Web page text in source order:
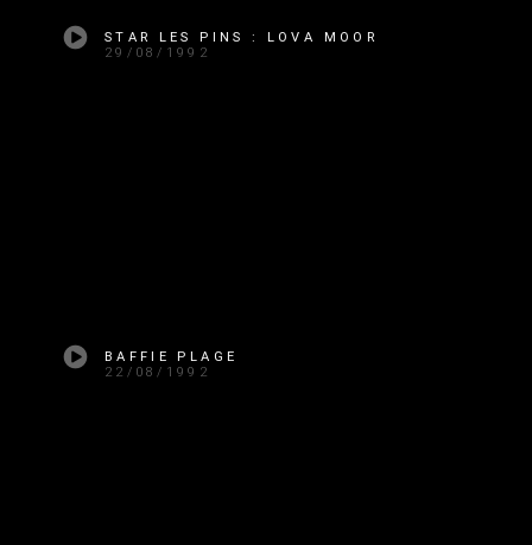
STAR LES PINS : LOVA MOOR
29/08/1992
BAFFIE PLAGE
22/08/1992